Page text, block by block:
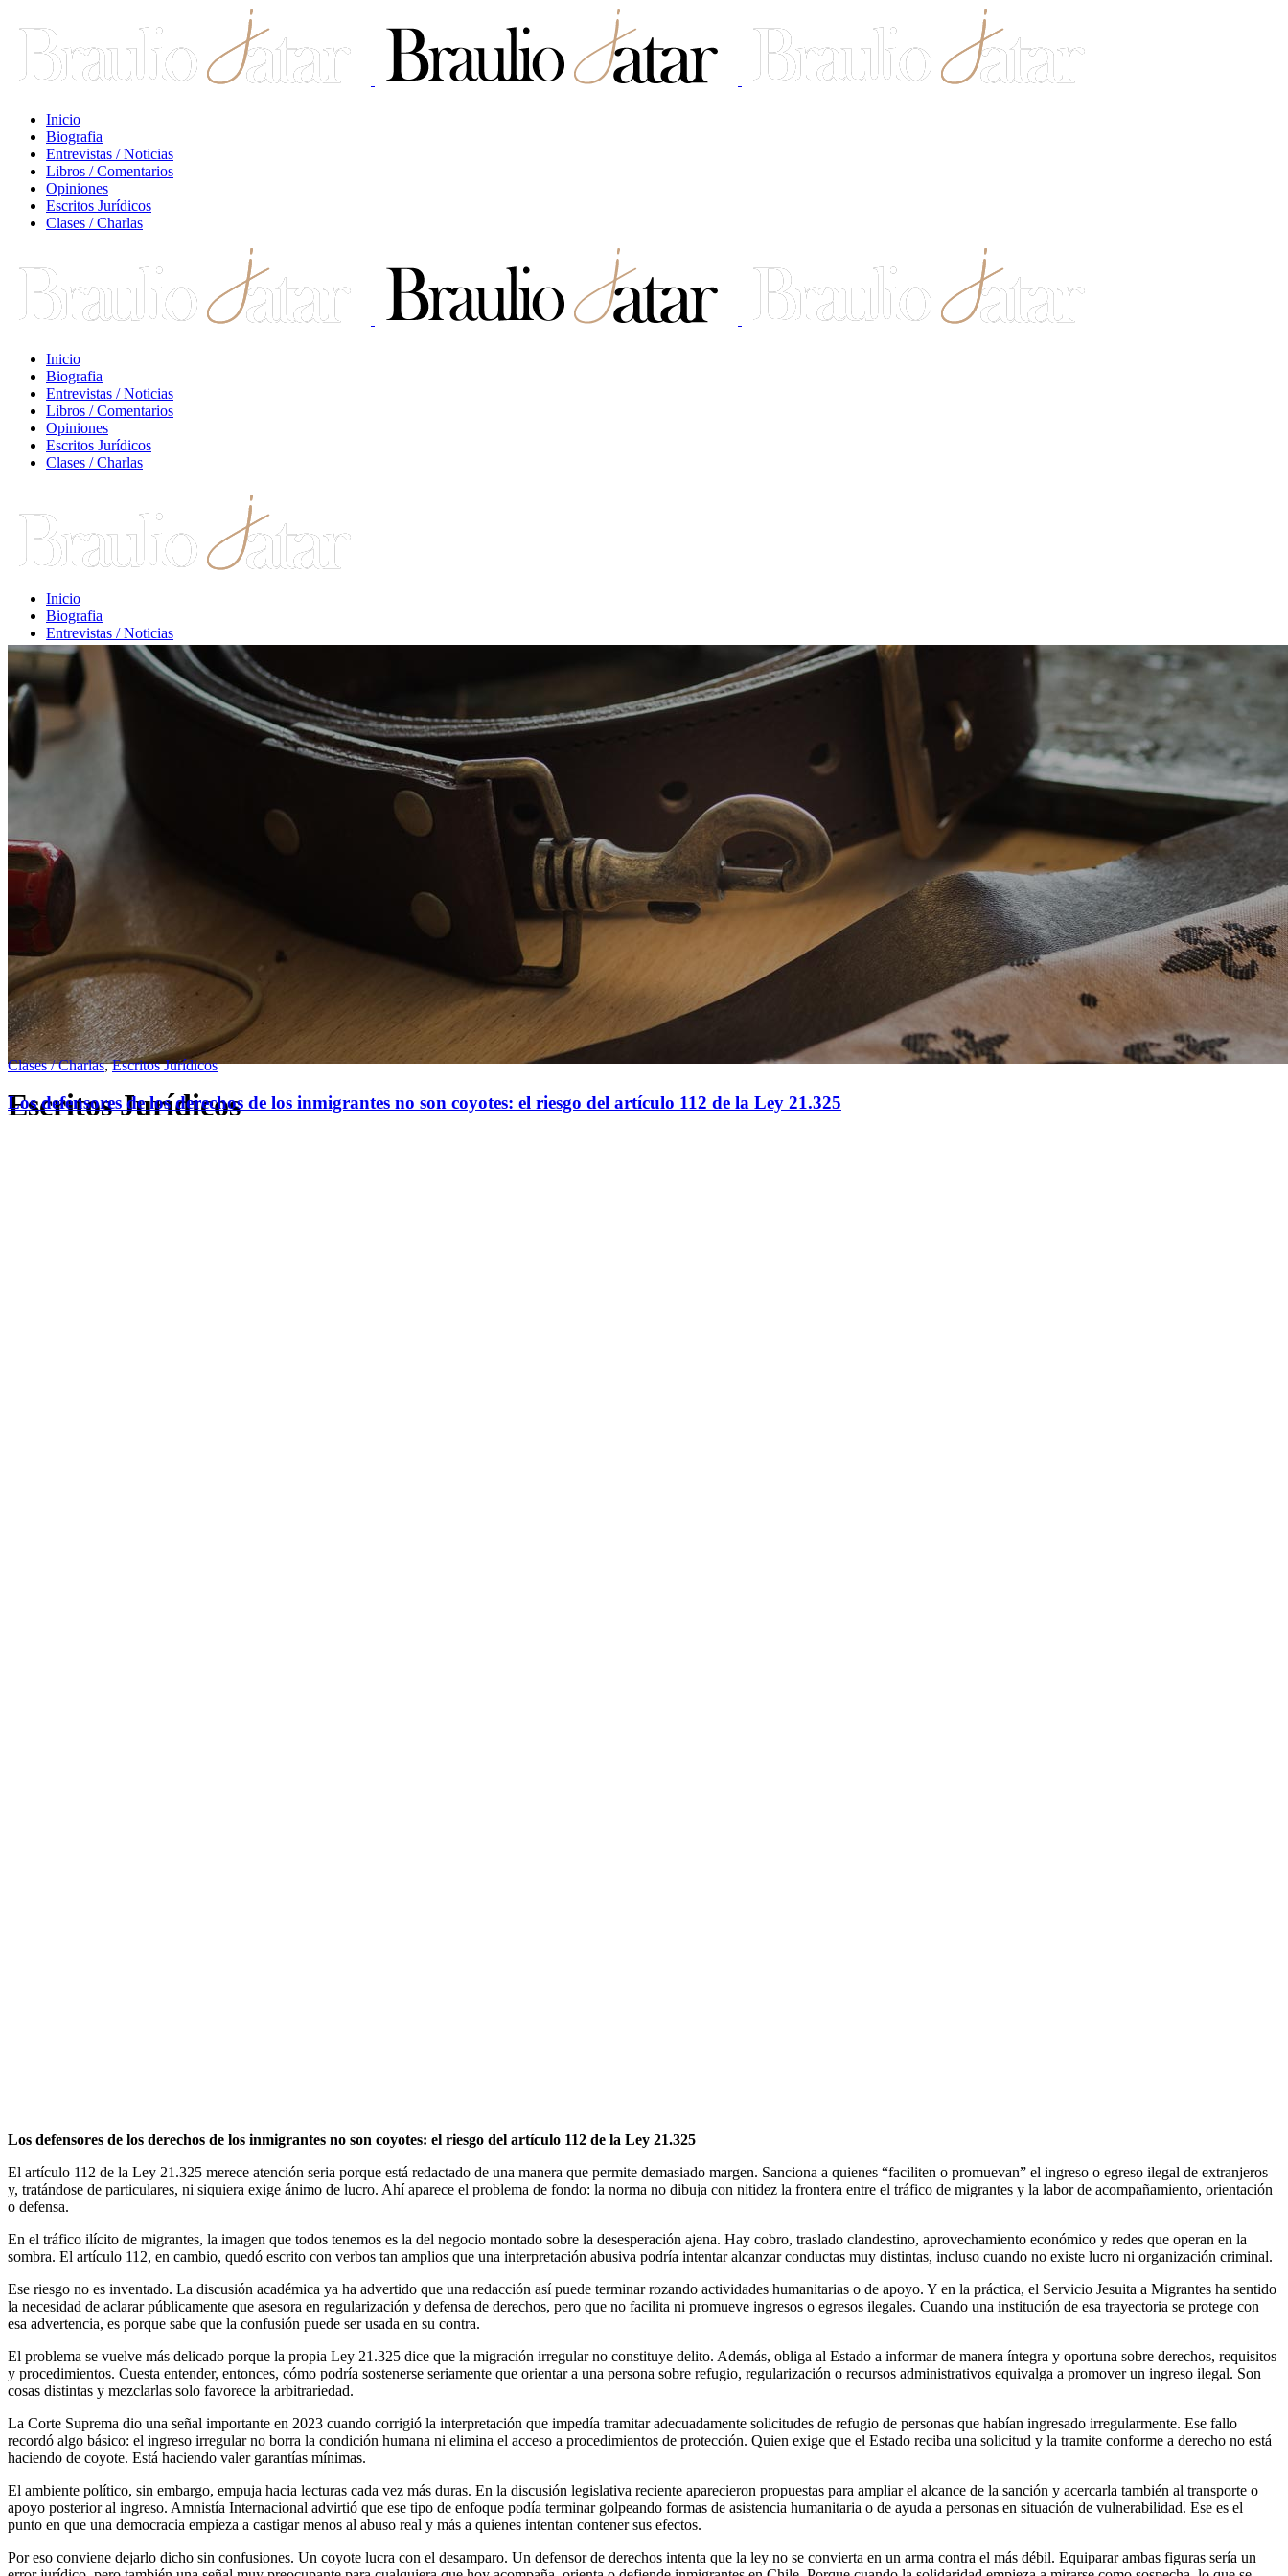
Inicio
Biografia
Entrevistas / Noticias
Libros / Comentarios
Opiniones
Escritos Jurídicos
Clases / Charlas
Inicio
Biografia
Entrevistas / Noticias
Libros / Comentarios
Opiniones
Escritos Jurídicos
Clases / Charlas
Inicio
Biografia
Entrevistas / Noticias
Libros / Comentarios
Opiniones
Escritos Jurídicos
Clases / Charlas
Escritos Jurídicos
Clases / Charlas,Escritos Jurídicos
Los defensores de los derechos de los inmigrantes no son coyotes: el riesgo del artículo 112 de la Ley 21.325
Los defensores de los derechos de los inmigrantes no son coyotes: el riesgo del artículo 112 de la Ley 21.325
El artículo 112 de la Ley 21.325 merece atención seria porque está redactado de una manera que permite demasiado margen. Sanciona a quienes “faciliten o promuevan” el ingreso o egreso ilegal de extranjeros
y, tratándose de particulares, ni siquiera exige ánimo de lucro. Ahí aparece el problema de fondo: la norma no dibuja con nitidez la frontera entre el tráfico de migrantes y la labor de acompañamiento, orientación
o defensa.
En el tráfico ilícito de migrantes, la imagen que todos tenemos es la del negocio montado sobre la desesperación ajena. Hay cobro, traslado clandestino, aprovechamiento económico y redes que operan en la
sombra. El artículo 112, en cambio, quedó escrito con verbos tan amplios que una interpretación abusiva podría intentar alcanzar conductas muy distintas, incluso cuando no existe lucro ni organización criminal.
Ese riesgo no es inventado. La discusión académica ya ha advertido que una redacción así puede terminar rozando actividades humanitarias o de apoyo. Y en la práctica, el Servicio Jesuita a Migrantes ha sentido
la necesidad de aclarar públicamente que asesora en regularización y defensa de derechos, pero que no facilita ni promueve ingresos o egresos ilegales. Cuando una institución de esa trayectoria se protege con
esa advertencia, es porque sabe que la confusión puede ser usada en su contra.
El problema se vuelve más delicado porque la propia Ley 21.325 dice que la migración irregular no constituye delito. Además, obliga al Estado a informar de manera íntegra y oportuna sobre derechos, requisitos
y procedimientos. Cuesta entender, entonces, cómo podría sostenerse seriamente que orientar a una persona sobre refugio, regularización o recursos administrativos equivalga a promover un ingreso ilegal. Son
cosas distintas y mezclarlas solo favorece la arbitrariedad.
La Corte Suprema dio una señal importante en 2023 cuando corrigió la interpretación que impedía tramitar adecuadamente solicitudes de refugio de personas que habían ingresado irregularmente. Ese fallo
recordó algo básico: el ingreso irregular no borra la condición humana ni elimina el acceso a procedimientos de protección. Quien exige que el Estado reciba una solicitud y la tramite conforme a derecho no está
haciendo de coyote. Está haciendo valer garantías mínimas.
El ambiente político, sin embargo, empuja hacia lecturas cada vez más duras. En la discusión legislativa reciente aparecieron propuestas para ampliar el alcance de la sanción y acercarla también al transporte o
apoyo posterior al ingreso. Amnistía Internacional advirtió que ese tipo de enfoque podía terminar golpeando formas de asistencia humanitaria o de ayuda a personas en situación de vulnerabilidad. Ese es el
punto en que una democracia empieza a castigar menos al abuso real y más a quienes intentan contener sus efectos.
Por eso conviene dejarlo dicho sin confusiones. Un coyote lucra con el desamparo. Un defensor de derechos intenta que la ley no se convierta en un arma contra el más débil. Equiparar ambas figuras sería un